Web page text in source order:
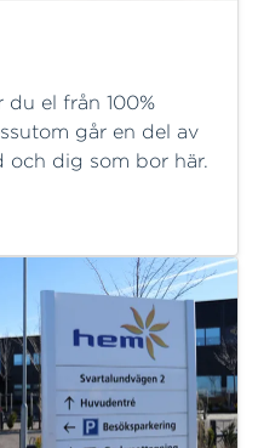
du el från 100%
går en del av
och dig som bor här.